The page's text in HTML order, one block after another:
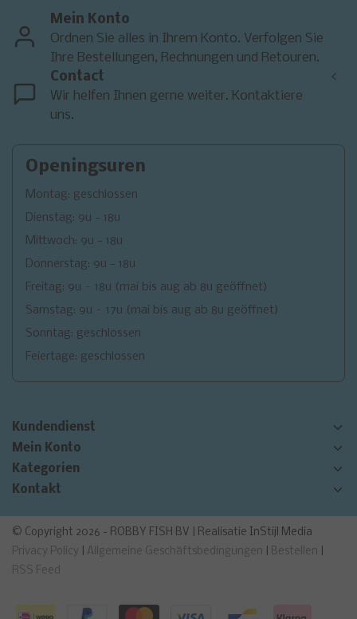
Mein Konto
Ordnen Sie alles in Ihrem Konto. Verfolgen Sie
Ihre Bestellungen, Rechnungen und Retouren.
Contact
Wir helfen Ihnen gerne weiter. Kontaktiere
uns.
<
Openingsuren
Montag: geschlossen
Dienstag: 9u - 18u
Mittwoch: 9u - 18u
Donnerstag: 9u - 18u
Freitag: 9u – 18u (mai bis aug ab 8u geöffnet)
Samstag: 9u – 17u (mai bis aug ab 8u geöffnet)
Sonntag: geschlossen
Feiertage: geschlossen
Kundendienst
Mein Konto
Kategorien
Kontakt
© Copyright 2026 - ROBBY FISH BV | Realisatie InStijl Media
Privacy Policy
Allgemeine Geschäftsbedingungen Bestellen
RSS Feed